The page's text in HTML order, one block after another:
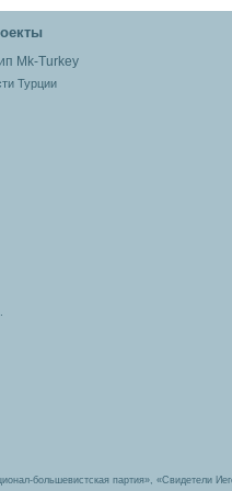
Турции
большевистская партия», «Свидетели